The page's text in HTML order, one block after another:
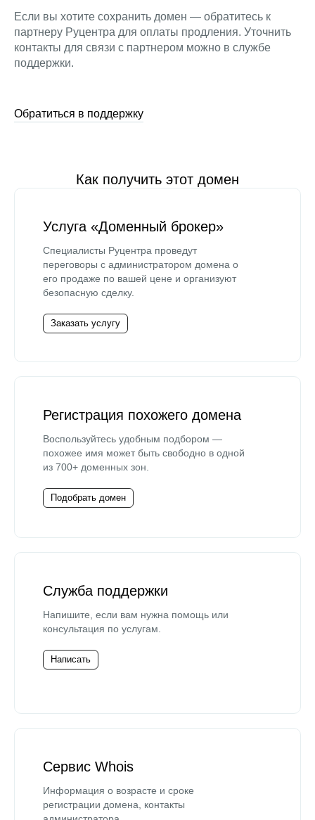
Если вы хотите сохранить домен — обратитесь к
партнеру Руцентра для оплаты продления. Уточнить
контакты для связи с партнером можно в службе
поддержки.
Обратиться в поддержку
Как получить этот домен
Услуга «Доменный брокер»
Специалисты Руцентра проведут
переговоры с администратором домена о
его продаже по вашей цене и организуют
безопасную сделку.
Заказать услугу
Регистрация похожего домена
Воспользуйтесь удобным подбором —
похожее имя может быть свободно в одной
из 700+ доменных зон.
Подобрать домен
Служба поддержки
Напишите, если вам нужна помощь или
консультация по услугам.
Написать
Сервис Whois
Информация о возрасте и сроке
регистрации домена, контакты